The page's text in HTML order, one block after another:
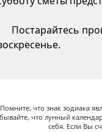
Постарайтесь
Помните, что знак зодиака
что лунный
себя. Если Вы